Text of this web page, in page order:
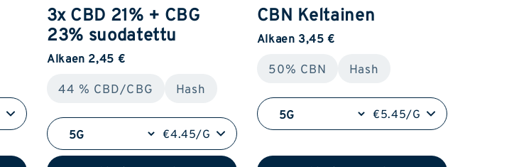
3x CBD 21% + CBG
23% suodatettu
Alkaen 2,45 €
44 % CBD/CBG Hash
€4.45/G
CBN Keltainen
Alkaen 3,45 €
50% CBN Hash
€5.45/G